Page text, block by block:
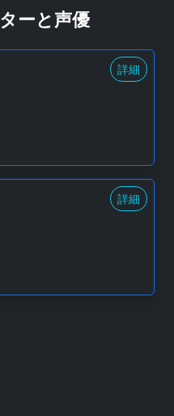
ーと声優
詳細
詳細